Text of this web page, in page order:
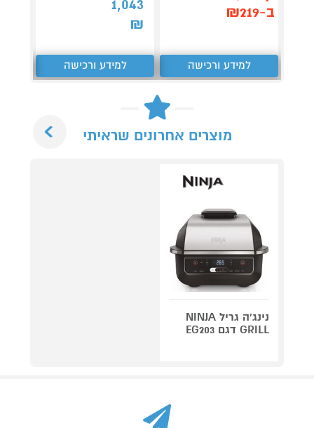
ב-₪219
למידע ורכישה
1,043
₪
למידע ורכישה
מוצרים אחרונים שראיתי
נינג'ה גריל NINJA
GRILL דגם EG203